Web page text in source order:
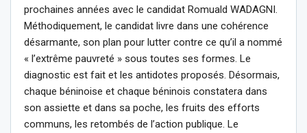
prochaines années avec le candidat Romuald WADAGNI.
Méthodiquement, le candidat livre dans une cohérence
désarmante, son plan pour lutter contre ce qu’il a nommé
« l’extrême pauvreté » sous toutes ses formes. Le
diagnostic est fait et les antidotes proposés. Désormais,
chaque béninoise et chaque béninois constatera dans
son assiette et dans sa poche, les fruits des efforts
communs, les retombés de l’action publique. Le